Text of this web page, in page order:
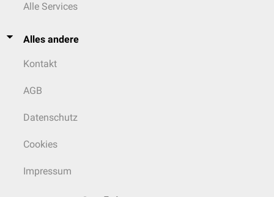
Alle Services
Alles andere
Kontakt
AGB
Datenschutz
Cookies
Impressum